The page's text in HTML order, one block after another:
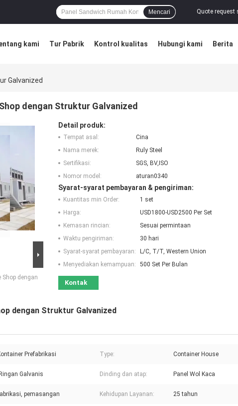
Quote request
Mencari
kami Tur Pabrik Kontrol kualitas Hubungi kami Berita
Galvanized
dengan Struktur Galvanized
Shop dengan
Detail produk:
Tempat asal:
Cina
Nama merek:
Ruly Steel
Sertifikasi:
SGS, BV,ISO
Nomor model:
aturan0340
Syarat-syarat pembayaran & pengiriman:
Kuantitas min Order:
1 set
Harga:
USD1800-USD2500 Per Set
Kemasan rincian:
Sesuai permintaan
Waktu pengiriman:
30 hari
Syarat-syarat pembayaran:
L/C, T/T, Western Union
Menyediakan kemampuan:
500 Set Per Bulan
Kontak
dengan Struktur Galvanized
Prefabrikasi Type: Container House
Galvanis Dinding dan atap: Panel Wol Kaca
pemasangan Kehidupan Layanan: 25 tahun